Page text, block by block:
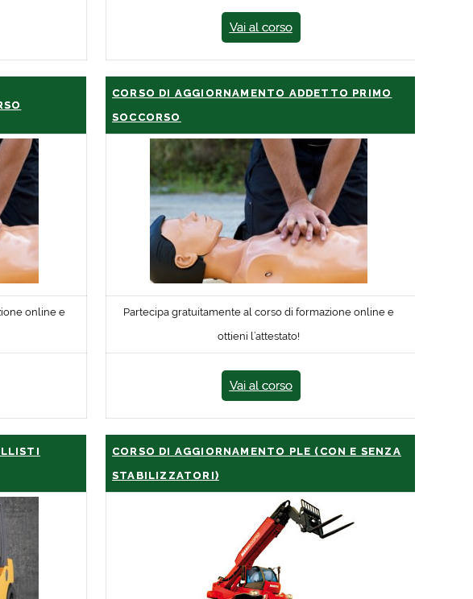
Vai al corso
online e
CORSO DI AGGIORNAMENTO ADDETTO PRIMO
SOCCORSO
Partecipa gratuitamente al corso di formazione online e
ottieni l’attestato!
Vai al corso
CORSO DI AGGIORNAMENTO PLE (CON E SENZA
STABILIZZATORI)